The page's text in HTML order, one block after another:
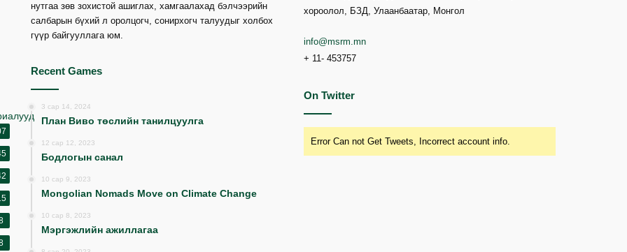
нутгаа зөв зохистой ашиглах, хамгаалахад бэлчээрийн
салбарын бүхий л оролцогч, сонирхогч талуудыг холбох
гүүр байгууллага юм.
Recent Games
3 сар 14, 2024
План Виво төслийн танилцуулга
12 сар 12, 2023
Бодлогын санал
10 сар 9, 2023
Mongolian Nomads Move on Climate Change
10 сар 8, 2023
Мэргэжлийн ажиллагаа
хороолол, БЗД, Улаанбаатар, Монгол
info@msrm.mn
+ 11- 453757
On Twitter
Error Can not Get Tweets, Incorrect account info.